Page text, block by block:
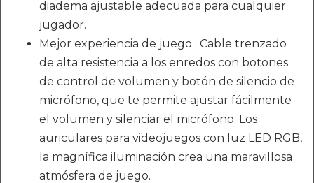
diadema ajustable adecuada para cualquier
jugador.
Mejor experiencia de juego : Cable trenzado
de alta resistencia a los enredos con botones
de control de volumen y botón de silencio de
micrófono, que te permite ajustar fácilmente
el volumen y silenciar el micrófono. Los
auriculares para videojuegos con luz LED RGB,
la magnífica iluminación crea una maravillosa
atmósfera de juego.